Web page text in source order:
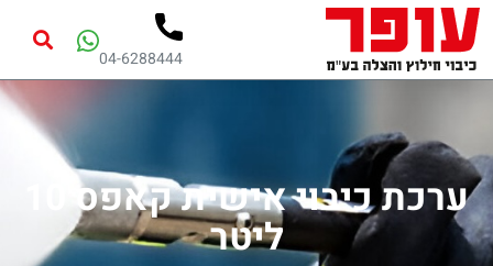
04-6288444
ליטר